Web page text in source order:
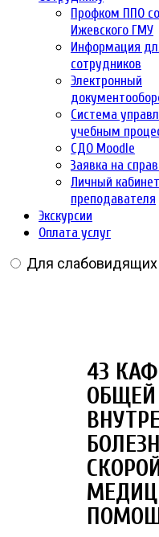
Профком ППО
Ижевского ГМУ
Информация
сотрудников
Электронный
Система
учебным
СДО Moodle
Заявка на
Личный кабинет
преподавателя
Экскурсии
Оплата услуг
Для слабовидящих
43